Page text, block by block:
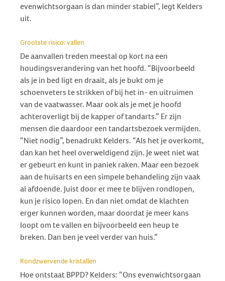
evenwichtsorgaan is dan minder stabiel”, legt Kelders
uit.
Grootste risico: vallen
De aanvallen treden meestal op kort na een
houdingsverandering van het hoofd. “Bijvoorbeeld
als je in bed ligt en draait, als je bukt om je
schoenveters te strikken of bij het in- en uitruimen
van de vaatwasser. Maar ook als je met je hoofd
achteroverligt bij de kapper of tandarts.” Er zijn
mensen die daardoor een tandartsbezoek vermijden.
“Niet nodig”, benadrukt Kelders. “Als het je overkomt,
dan kan het heel overweldigend zijn. Je weet niet wat
er gebeurt en kunt in paniek raken. Maar een bezoek
aan de huisarts en een simpele behandeling zijn vaak
al afdoende. Juist door er mee te blijven rondlopen,
kun je risico lopen. En dan niet omdat de klachten
erger kunnen worden, maar doordat je meer kans
loopt om te vallen en bijvoorbeeld een heup te
breken. Dan ben je veel verder van huis.”
Rondzwervende kristallen
Hoe ontstaat BPPD? Kelders: “Ons evenwichtsorgaan